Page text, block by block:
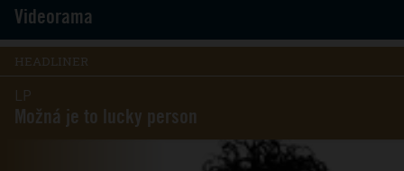
Videorama
HEADLINER
LP
Možná je to lucky person